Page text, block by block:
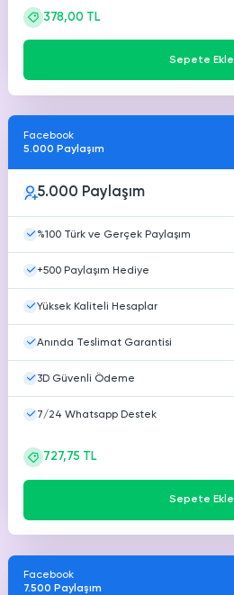
378,00 TL
Sepete Ekle
Facebook
5.000 Paylaşım
5.000 Paylaşım
%100 Türk ve Gerçek Paylaşım
+500 Paylaşım Hediye
Yüksek Kaliteli Hesaplar
Anında Teslimat Garantisi
3D Güvenli Ödeme
7/24 Whatsapp Destek
727,75 TL
Sepete Ekle
Facebook
7.500 Paylaşım